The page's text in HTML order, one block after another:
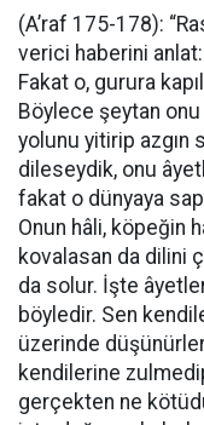
(A’raf 175-178):
verici haberini
Fakat o, gurura
Böylece şeytan onu
yolunu yitirip azgın
dileseydik, onu
fakat o dünyaya
Onun hâli, köpeğin
kovalasan da dilini
da solur. İşte
böyledir. Sen
üzerinde
kendilerine
gerçekten ne